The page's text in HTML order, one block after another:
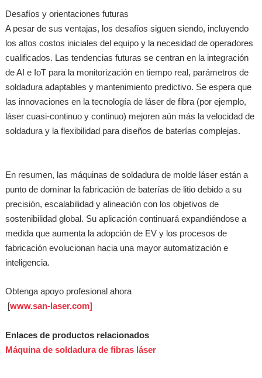
Desafíos y orientaciones futuras
A pesar de sus ventajas, los desafíos siguen siendo, incluyendo
los altos costos iniciales del equipo y la necesidad de operadores
cualificados. Las tendencias futuras se centran en la integración
de AI e IoT para la monitorización en tiempo real, parámetros de
soldadura adaptables y mantenimiento predictivo. Se espera que
las innovaciones en la tecnología de láser de fibra (por ejemplo,
láser cuasi-continuo y continuo) mejoren aún más la velocidad de
soldadura y la flexibilidad para diseños de baterías complejas.
En resumen, las máquinas de soldadura de molde láser están a
punto de dominar la fabricación de baterías de litio debido a su
precisión, escalabilidad y alineación con los objetivos de
sostenibilidad global. Su aplicación continuará expandiéndose a
medida que aumenta la adopción de EV y los procesos de
fabricación evolucionan hacia una mayor automatización e
inteligencia.
Obtenga apoyo profesional ahora
[www.san-laser.com]
Enlaces de productos relacionados
Máquina de soldadura de fibras láser